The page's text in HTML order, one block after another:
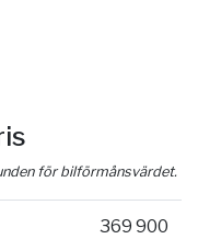
för bilförmånsvärdet.
369 900